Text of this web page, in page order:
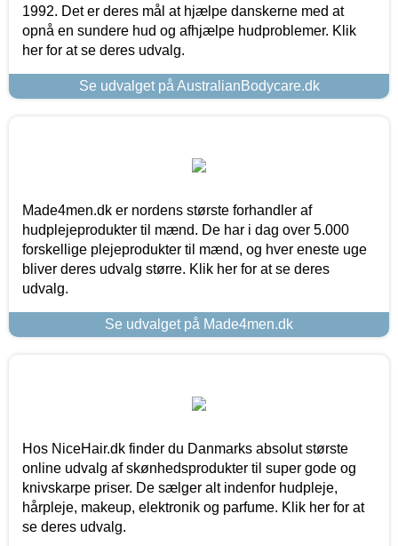
1992. Det er deres mål at hjælpe danskerne med at
opnå en sundere hud og afhjælpe hudproblemer. Klik
her for at se deres udvalg.
Se udvalget på AustralianBodycare.dk
Made4men.dk er nordens største forhandler af
hudplejeprodukter til mænd. De har i dag over 5.000
forskellige plejeprodukter til mænd, og hver eneste uge
bliver deres udvalg større. Klik her for at se deres
udvalg.
Se udvalget på Made4men.dk
Hos NiceHair.dk finder du Danmarks absolut største
online udvalg af skønhedsprodukter til super gode og
knivskarpe priser. De sælger alt indenfor hudpleje,
hårpleje, makeup, elektronik og parfume. Klik her for at
se deres udvalg.